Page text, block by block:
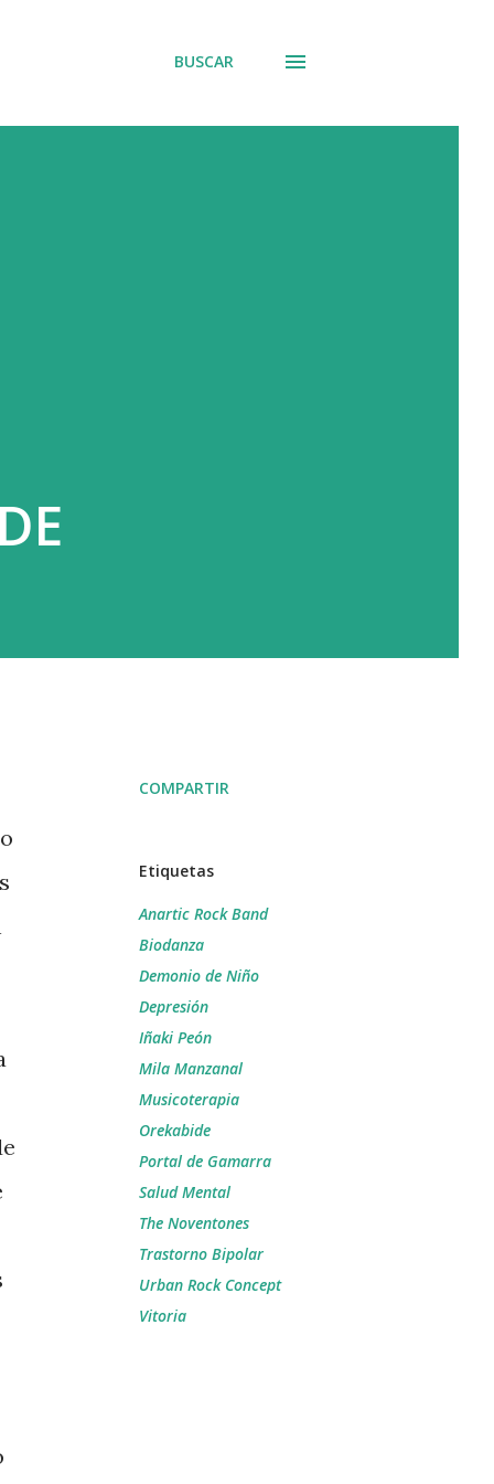
BUSCAR
COMPARTIR
Etiquetas
Anartic Rock Band
Biodanza
Demonio de Niño
Depresión
Iñaki Peón
Mila Manzanal
Musicoterapia
Orekabide
Portal de Gamarra
Salud Mental
The Noventones
Trastorno Bipolar
Urban Rock Concept
Vitoria